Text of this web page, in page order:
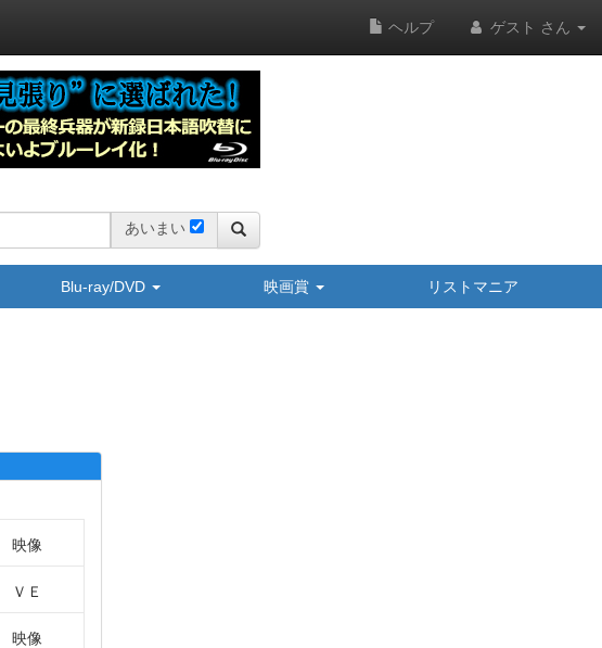
ヘルプ ゲスト さん
あいまい
Blu-ray/DVD 映画賞 リストマニア
映像
ＶＥ
映像